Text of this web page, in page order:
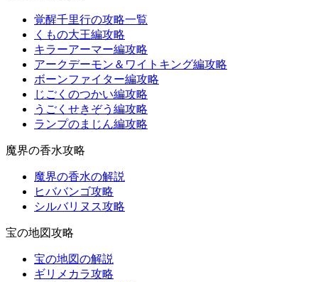
覚醒千里行の攻略一覧
くもの大王編攻略
キラーアーマー編攻略
アークデーモン＆ワイトキング編攻略
ボーンファイター編攻略
じごくのつかい編攻略
うごくせきぞう編攻略
ランプのまじん編攻略
魔界の香水攻略
魔界の香水の解説
ヒババンゴ攻略
シルバリヌス攻略
宝の地図攻略
宝の地図の解説
ギリメカラ攻略